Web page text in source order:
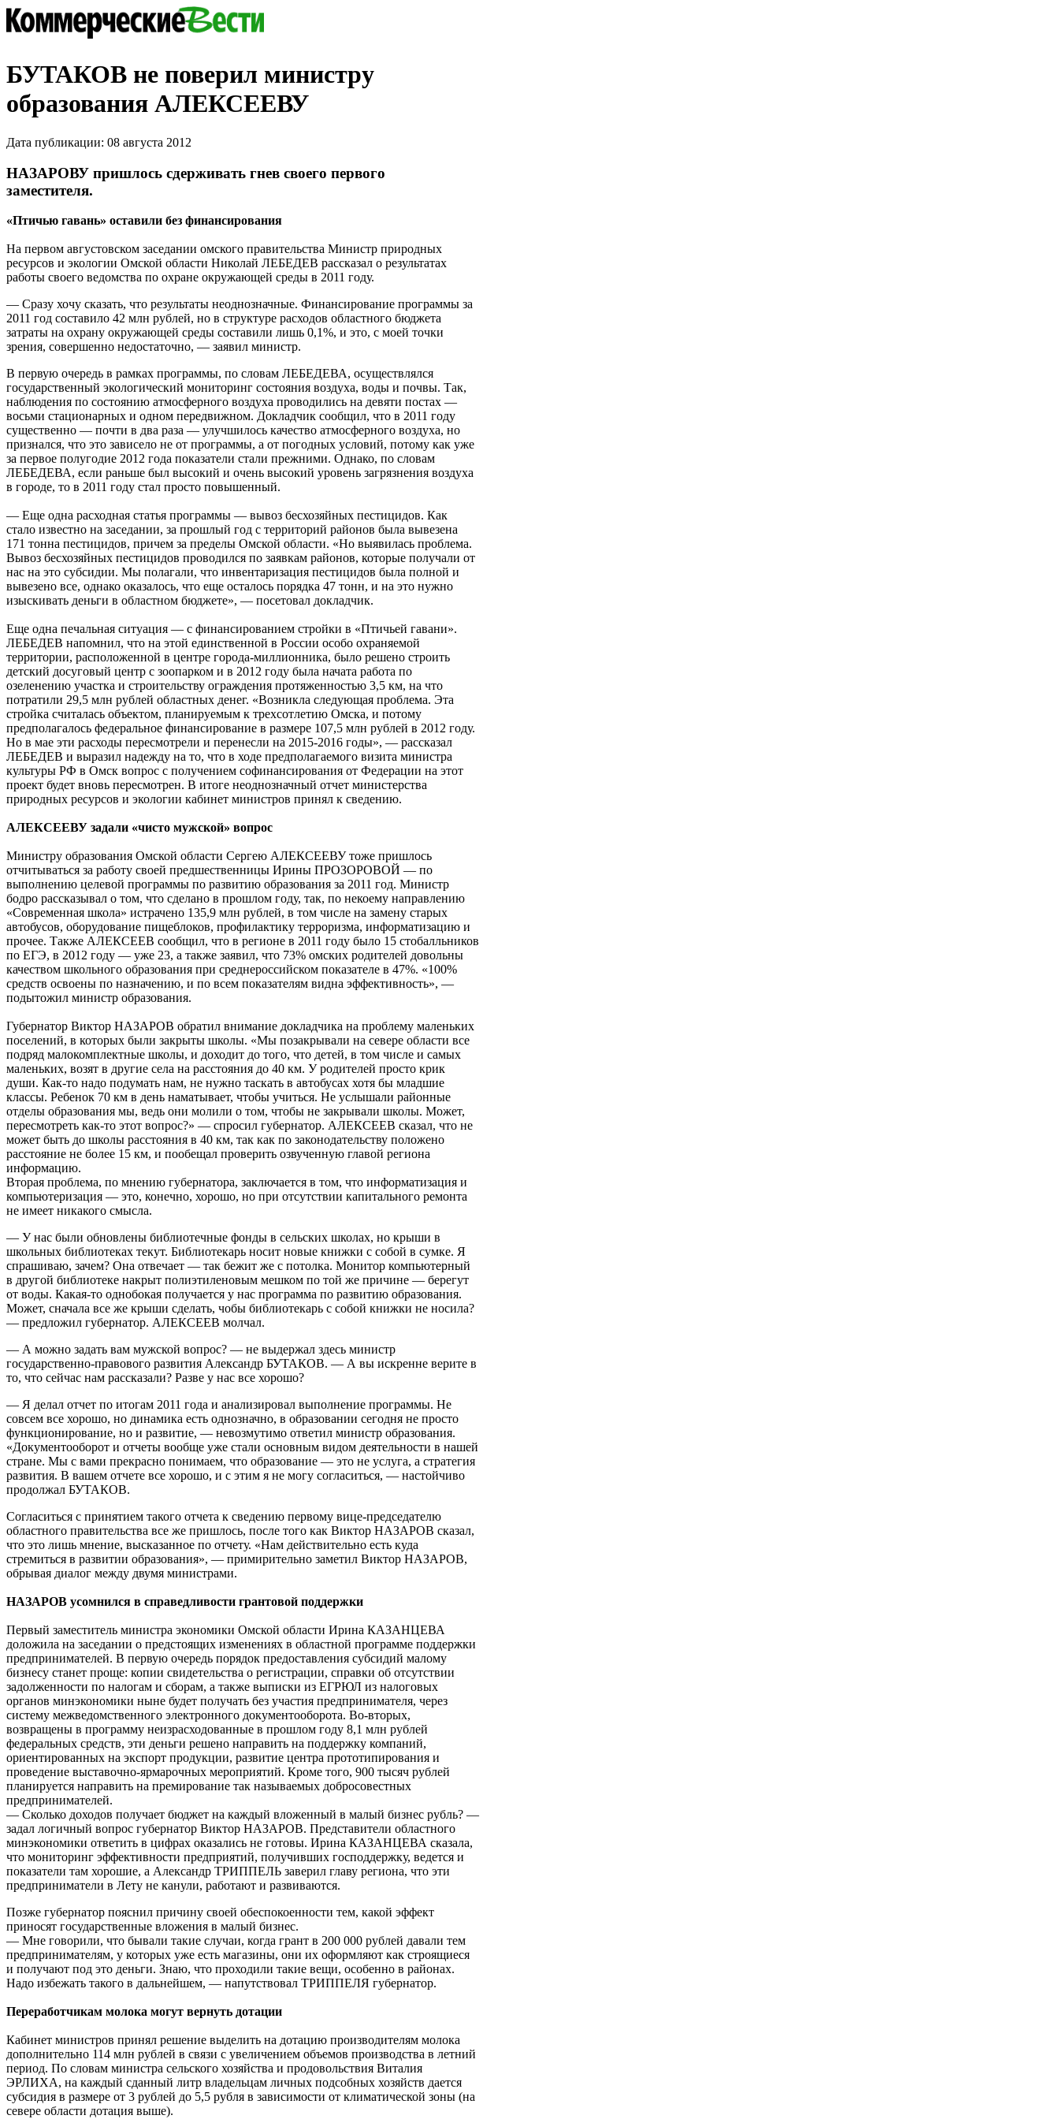
БУТАКОВ не поверил министру
образования АЛЕКСЕЕВУ
Дата публикации: 08 августа 2012
НАЗАРОВУ пришлось сдерживать гнев своего первого
заместителя.
«Птичью гавань» оставили без финансирования
На первом августовском заседании омского правительства Министр природных
ресурсов и экологии Омской области Николай ЛЕБЕДЕВ рассказал о результатах
работы своего ведомства по охране окружающей среды в 2011 году.
— Сразу хочу сказать, что результаты неоднозначные. Финансирование программы за
2011 год составило 42 млн рублей, но в структуре расходов областного бюджета
затраты на охрану окружающей среды составили лишь 0,1%, и это, с моей точки
зрения, совершенно недостаточно, — заявил министр.
В первую очередь в рамках программы, по словам ЛЕБЕДЕВА, осуществлялся
государственный экологический мониторинг состояния воздуха, воды и почвы. Так,
наблюдения по состоянию атмосферного воздуха проводились на девяти постах —
восьми стационарных и одном передвижном. Докладчик сообщил, что в 2011 году
существенно — почти в два раза — улучшилось качество атмосферного воздуха, но
признался, что это зависело не от программы, а от погодных условий, потому как уже
за первое полугодие 2012 года показатели стали прежними. Однако, по словам
ЛЕБЕДЕВА, если раньше был высокий и очень высокий уровень загрязнения воздуха
в городе, то в 2011 году стал просто повышенный.
— Еще одна расходная статья программы — вывоз бесхозяйных пестицидов. Как
стало известно на заседании, за прошлый год с территорий районов была вывезена
171 тонна пестицидов, причем за пределы Омской области. «Но выявилась проблема.
Вывоз бесхозяйных пестицидов проводился по заявкам районов, которые получали от
нас на это субсидии. Мы полагали, что инвентаризация пестицидов была полной и
вывезено все, однако оказалось, что еще осталось порядка 47 тонн, и на это нужно
изыскивать деньги в областном бюджете», — посетовал докладчик.
Еще одна печальная ситуация — с финансированием стройки в «Птичьей гавани».
ЛЕБЕДЕВ напомнил, что на этой единственной в России особо охраняемой
территории, расположенной в центре города-миллионника, было решено строить
детский досуговый центр с зоопарком и в 2012 году была начата работа по
озеленению участка и строительству ограждения протяженностью 3,5 км, на что
потратили 29,5 млн рублей областных денег. «Возникла следующая проблема. Эта
стройка считалась объектом, планируемым к трехсотлетию Омска, и потому
предполагалось федеральное финансирование в размере 107,5 млн рублей в 2012 году.
Но в мае эти расходы пересмотрели и перенесли на 2015-2016 годы», — рассказал
ЛЕБЕДЕВ и выразил надежду на то, что в ходе предполагаемого визита министра
культуры РФ в Омск вопрос с получением софинансирования от Федерации на этот
проект будет вновь пересмотрен. В итоге неоднозначный отчет министерства
природных ресурсов и экологии кабинет министров принял к сведению.
АЛЕКСЕЕВУ задали «чисто мужской» вопрос
Министру образования Омской области Сергею АЛЕКСЕЕВУ тоже пришлось
отчитываться за работу своей предшественницы Ирины ПРОЗОРОВОЙ — по
выполнению целевой программы по развитию образования за 2011 год. Министр
бодро рассказывал о том, что сделано в прошлом году, так, по некоему направлению
«Современная школа» истрачено 135,9 млн рублей, в том числе на замену старых
автобусов, оборудование пищеблоков, профилактику терроризма, информатизацию и
прочее. Также АЛЕКСЕЕВ сообщил, что в регионе в 2011 году было 15 стобалльников
по ЕГЭ, в 2012 году — уже 23, а также заявил, что 73% омских родителей довольны
качеством школьного образования при среднероссийском показателе в 47%. «100%
средств освоены по назначению, и по всем показателям видна эффективность», —
подытожил министр образования.
Губернатор Виктор НАЗАРОВ обратил внимание докладчика на проблему маленьких
поселений, в которых были закрыты школы. «Мы позакрывали на севере области все
подряд малокомплектные школы, и доходит до того, что детей, в том числе и самых
маленьких, возят в другие села на расстояния до 40 км. У родителей просто крик
души. Как-то надо подумать нам, не нужно таскать в автобусах хотя бы младшие
классы. Ребенок 70 км в день наматывает, чтобы учиться. Не услышали районные
отделы образования мы, ведь они молили о том, чтобы не закрывали школы. Может,
пересмотреть как-то этот вопрос?» — спросил губернатор. АЛЕКСЕЕВ сказал, что не
может быть до школы расстояния в 40 км, так как по законодательству положено
расстояние не более 15 км, и пообещал проверить озвученную главой региона
информацию.
Вторая проблема, по мнению губернатора, заключается в том, что информатизация и
компьютеризация — это, конечно, хорошо, но при отсутствии капитального ремонта
не имеет никакого смысла.
— У нас были обновлены библиотечные фонды в сельских школах, но крыши в
школьных библиотеках текут. Библиотекарь носит новые книжки с собой в сумке. Я
спрашиваю, зачем? Она отвечает — так бежит же с потолка. Монитор компьютерный
в другой библиотеке накрыт полиэтиленовым мешком по той же причине — берегут
от воды. Какая-то однобокая получается у нас программа по развитию образования.
Может, сначала все же крыши сделать, чобы библиотекарь с собой книжки не носила?
— предложил губернатор. АЛЕКСЕЕВ молчал.
— А можно задать вам мужской вопрос? — не выдержал здесь министр
государственно-правового развития Александр БУТАКОВ. — А вы искренне верите в
то, что сейчас нам рассказали? Разве у нас все хорошо?
— Я делал отчет по итогам 2011 года и анализировал выполнение программы. Не
совсем все хорошо, но динамика есть однозначно, в образовании сегодня не просто
функционирование, но и развитие, — невозмутимо ответил министр образования.
«Документооборот и отчеты вообще уже стали основным видом деятельности в нашей
стране. Мы с вами прекрасно понимаем, что образование — это не услуга, а стратегия
развития. В вашем отчете все хорошо, и с этим я не могу согласиться, — настойчиво
продолжал БУТАКОВ.
Согласиться с принятием такого отчета к сведению первому вице-председателю
областного правительства все же пришлось, после того как Виктор НАЗАРОВ сказал,
что это лишь мнение, высказанное по отчету. «Нам действительно есть куда
стремиться в развитии образования», — примирительно заметил Виктор НАЗАРОВ,
обрывая диалог между двумя министрами.
НАЗАРОВ усомнился в справедливости грантовой поддержки
Первый заместитель министра экономики Омской области Ирина КАЗАНЦЕВА
доложила на заседании о предстоящих изменениях в областной программе поддержки
предпринимателей. В первую очередь порядок предоставления субсидий малому
бизнесу станет проще: копии свидетельства о регистрации, справки об отсутствии
задолженности по налогам и сборам, а также выписки из ЕГРЮЛ из налоговых
органов минэкономики ныне будет получать без участия предпринимателя, через
систему межведомственного электронного документооборота. Во-вторых,
возвращены в программу неизрасходованные в прошлом году 8,1 млн рублей
федеральных средств, эти деньги решено направить на поддержку компаний,
ориентированных на экспорт продукции, развитие центра прототипирования и
проведение выставочно-ярмарочных мероприятий. Кроме того, 900 тысяч рублей
планируется направить на премирование так называемых добросовестных
предпринимателей.
— Сколько доходов получает бюджет на каждый вложенный в малый бизнес рубль? —
задал логичный вопрос губернатор Виктор НАЗАРОВ. Представители областного
минэкономики ответить в цифрах оказались не готовы. Ирина КАЗАНЦЕВА сказала,
что мониторинг эффективности предприятий, получивших господдержку, ведется и
показатели там хорошие, а Александр ТРИППЕЛЬ заверил главу региона, что эти
предприниматели в Лету не канули, работают и развиваются.
Позже губернатор пояснил причину своей обеспокоенности тем, какой эффект
приносят государственные вложения в малый бизнес.
— Мне говорили, что бывали такие случаи, когда грант в 200 000 рублей давали тем
предпринимателям, у которых уже есть магазины, они их оформляют как строящиеся
и получают под это деньги. Знаю, что проходили такие вещи, особенно в районах.
Надо избежать такого в дальнейшем, — напутствовал ТРИППЕЛЯ губернатор.
Переработчикам молока могут вернуть дотации
Кабинет министров принял решение выделить на дотацию производителям молока
дополнительно 114 млн рублей в связи с увеличением объемов производства в летний
период. По словам министра сельского хозяйства и продовольствия Виталия
ЭРЛИХА, на каждый сданный литр владельцам личных подсобных хозяйств дается
субсидия в размере от 3 рублей до 5,5 рубля в зависимости от климатической зоны (на
севере области дотация выше).